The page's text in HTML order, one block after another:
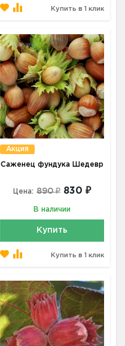
Купить в 1 клик
Акция
Саженец фундука Шедевр
Цена: 890 ₽ 830 ₽
В наличии
Купить
Купить в 1 клик